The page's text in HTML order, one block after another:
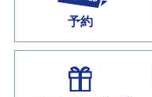
予約